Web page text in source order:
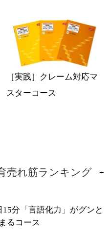
［実践］クレーム対応マ
スターコース
売れ筋ランキング
15分「言語化力」がグンと
るコース